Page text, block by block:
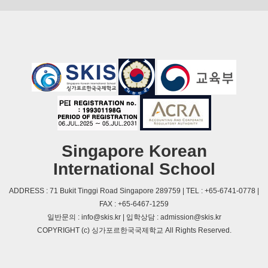
Singapore Korean
International School
ADDRESS : 71 Bukit Tinggi Road Singapore 289759 | TEL : +65-6741-0778 |
FAX : +65-6467-1259
일반문의 : info@skis.kr | 입학상담 : admission@skis.kr
COPYRIGHT (c) 싱가포르한국국제학교 All Rights Reserved.